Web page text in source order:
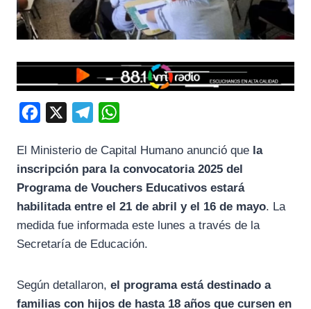
c
e
b
l
e
g
a
a
t
s
El Ministerio de Capital Humano anunció que la
inscripción para la convocatoria 2025 del
Programa de Vouchers Educativos estará
habilitada entre el 21 de abril y el 16 de mayo. La
medida fue informada este lunes a través de la
Secretaría de Educación.
Según detallaron, el programa está destinado a
familias con hijos de hasta 18 años que cursen en